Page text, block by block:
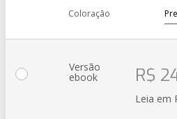
Coloração
Versão
ebook R$
Leia em